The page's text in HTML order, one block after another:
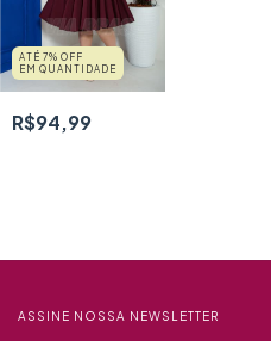
ATÉ 7% OFF
EM QUANTIDADE
R$94,99
ASSINE NOSSA NEWSLETTER